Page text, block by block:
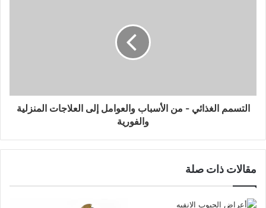
التسمم الغذائي - من الأسباب والعوامل إلى العلاجات المنزلية
والفورية
مقالات ذات صلة